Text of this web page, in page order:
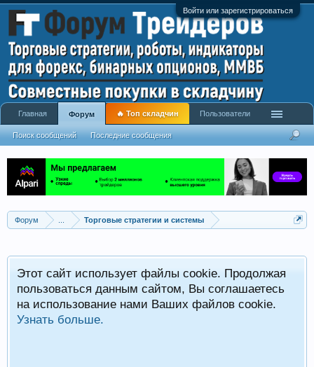
Войти или зарегистрироваться
Форум Торговые стратегии и системы
Этот сайт использует файлы cookie. Продолжая
пользоваться данным сайтом, Вы соглашаетесь
на использование нами Ваших файлов cookie.
Узнать больше.
Главная Форум
Поиск сообщений Последние сообщения
🔥 Топ складчин Пользователи